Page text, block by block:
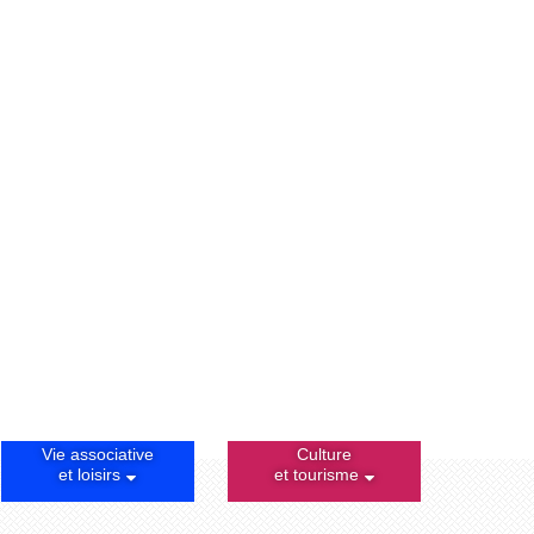
Vie associative
et loisirs
Culture
et tourisme